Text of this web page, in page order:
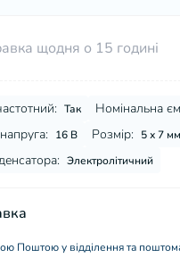
щодня о 15 годині
Так Номінальна
16 В Розмір: 5 х 7 мм
Электролітичний
Поштою у відділення та